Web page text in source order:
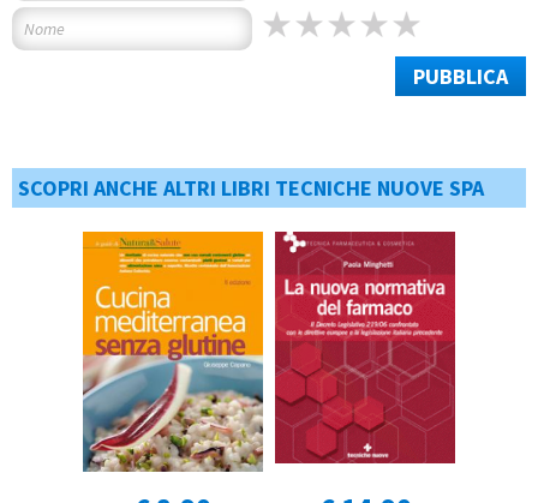
PUBBLICA
SCOPRI ANCHE ALTRI LIBRI TECNICHE NUOVE SPA